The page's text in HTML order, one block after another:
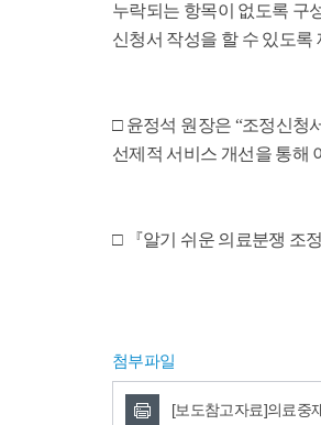
누락되는 항목이 없도록 구
신청서 작성을 할 수 있도록
□ 윤정석 원장은 “조정신청
선제적 서비스 개선을 통해
□ 『알기 쉬운 의료분쟁 조
첨부파일
[보도참고자료]의료중